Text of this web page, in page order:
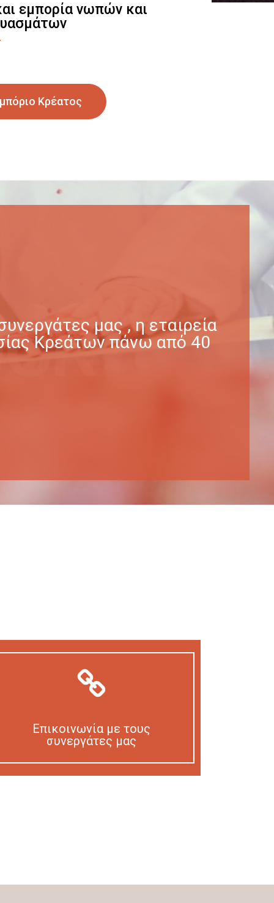
εμπορία νωπών και
Κρέατος
μας , η εταιρεία
Κρεάτων πάνω από 40
Επικοινωνία με τους
συνεργάτες μας